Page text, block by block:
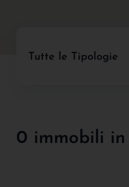
Tutte le Tipologie
0 immobili